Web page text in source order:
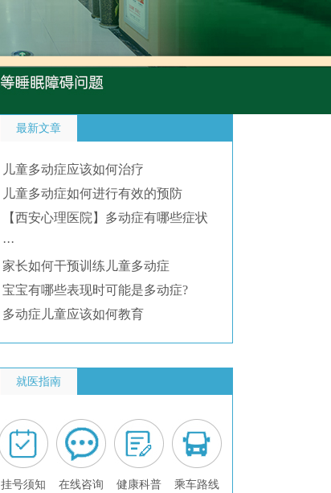
最新文章
儿童多动症应该如何治疗
儿童多动症如何进行有效的预防
【西安心理医院】多动症有哪些症状
···
家长如何干预训练儿童多动症
宝宝有哪些表现时可能是多动症?
多动症儿童应该如何教育
就医指南
挂号须知 在线咨询 健康科普 乘车路线